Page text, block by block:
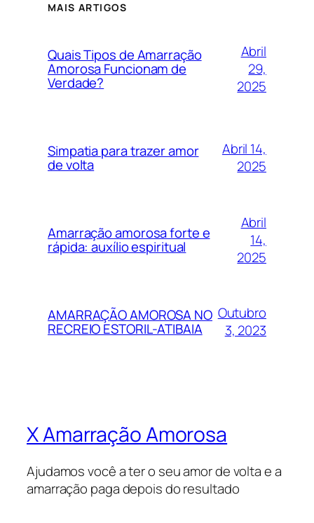
MAIS ARTIGOS
Quais Tipos de Amarração
Amorosa Funcionam de
Verdade?
Abril
29,
2025
Simpatia para trazer amor
de volta
Abril 14,
2025
Amarração amorosa forte e
rápida: auxílio espiritual
Abril
14,
2025
AMARRAÇÃO AMOROSA NO
RECREIO ESTORIL-ATIBAIA
Outubro
3, 2023
X Amarração Amorosa
Ajudamos você a ter o seu amor de volta e a
amarração paga depois do resultado